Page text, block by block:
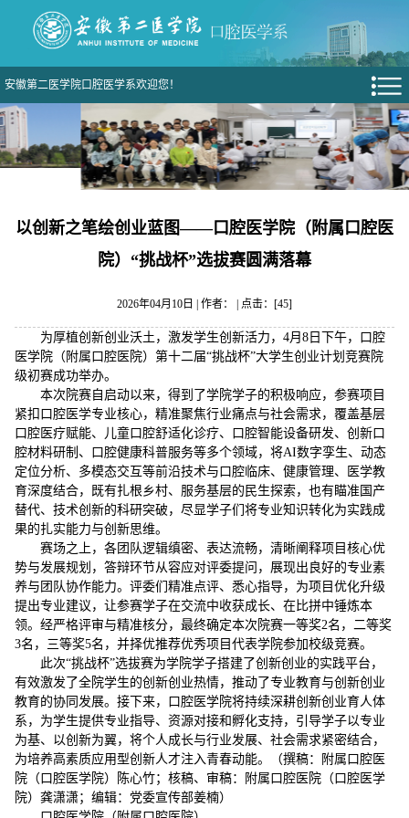
安徽第二医学院口腔医学系欢迎您！
以创新之笔绘创业蓝图——口腔医学院（附属口腔医
院）“挑战杯”选拔赛圆满落幕
2026年04月10日 | 作者： | 点击：[45]
为厚植创新创业沃土，激发学生创新活力，4月8日下午，口腔
医学院（附属口腔医院）第十二届“挑战杯”大学生创业计划竞赛院
级初赛成功举办。
本次院赛自启动以来，得到了学院学子的积极响应，参赛项目
紧扣口腔医学专业核心，精准聚焦行业痛点与社会需求，覆盖基层
口腔医疗赋能、儿童口腔舒适化诊疗、口腔智能设备研发、创新口
腔材料研制、口腔健康科普服务等多个领域，将AI数字孪生、动态
定位分析、多模态交互等前沿技术与口腔临床、健康管理、医学教
育深度结合，既有扎根乡村、服务基层的民生探索，也有瞄准国产
替代、技术创新的科研突破，尽显学子们将专业知识转化为实践成
果的扎实能力与创新思维。
赛场之上，各团队逻辑缜密、表达流畅，清晰阐释项目核心优
势与发展规划，答辩环节从容应对评委提问，展现出良好的专业素
养与团队协作能力。评委们精准点评、悉心指导，为项目优化升级
提出专业建议，让参赛学子在交流中收获成长、在比拼中锤炼本
领。经严格评审与精准核分，最终确定本次院赛一等奖2名，二等奖
3名，三等奖5名，并择优推荐优秀项目代表学院参加校级竞赛。
此次“挑战杯”选拔赛为学院学子搭建了创新创业的实践平台，
有效激发了全院学生的创新创业热情，推动了专业教育与创新创业
教育的协同发展。接下来，口腔医学院将持续深耕创新创业育人体
系，为学生提供专业指导、资源对接和孵化支持，引导学子以专业
为基、以创新为翼，将个人成长与行业发展、社会需求紧密结合，
为培养高素质应用型创新人才注入青春动能。（撰稿：附属口腔医
院（口腔医学院）陈心竹；核稿、审稿：附属口腔医院（口腔医学
院）龚潇潇；编辑：党委宣传部姜楠）